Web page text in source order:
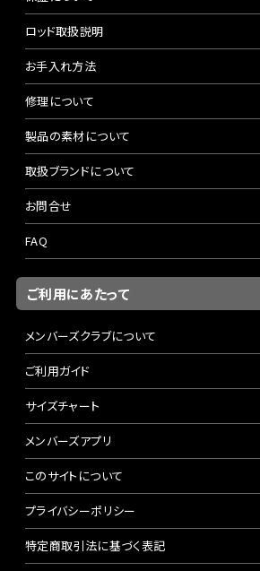
ロッド取扱説明
お手入れ方法
修理について
製品の素材について
取扱ブランドについて
お問合せ
FAQ
ご利用にあたって
メンバーズクラブについて
ご利用ガイド
サイズチャート
メンバーズアプリ
このサイトについて
プライバシーポリシー
特定商取引法に基づく表記